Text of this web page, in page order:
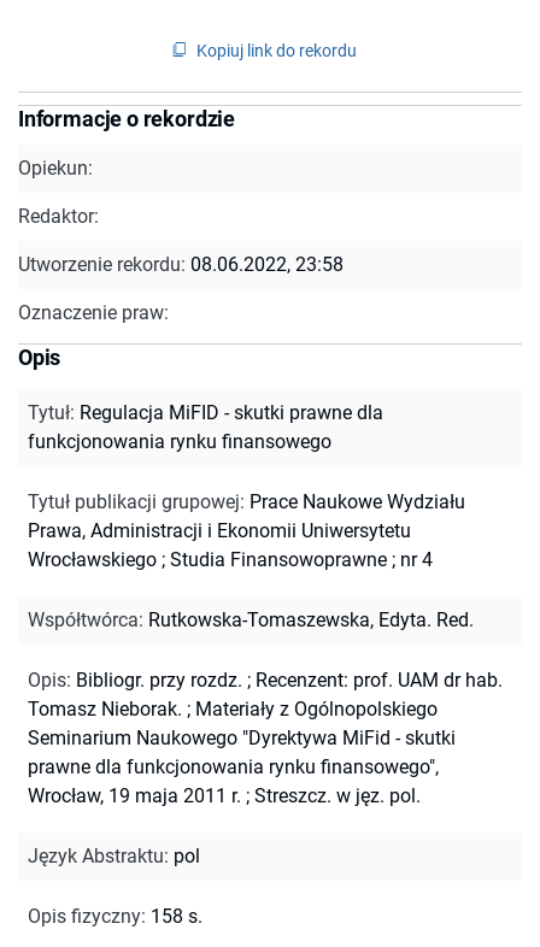
Kopiuj link do rekordu
Informacje o rekordzie
Opiekun:
Redaktor:
Utworzenie rekordu: 08.06.2022, 23:58
Oznaczenie praw:
Opis
Tytuł: Regulacja MiFID - skutki prawne dla
funkcjonowania rynku finansowego
Tytuł publikacji grupowej: Prace Naukowe Wydziału
Prawa, Administracji i Ekonomii Uniwersytetu
Wrocławskiego ; Studia Finansowoprawne ; nr 4
Współtwórca: Rutkowska-Tomaszewska, Edyta. Red.
Opis: Bibliogr. przy rozdz. ; Recenzent: prof. UAM dr hab.
Tomasz Nieborak. ; Materiały z Ogólnopolskiego
Seminarium Naukowego "Dyrektywa MiFid - skutki
prawne dla funkcjonowania rynku finansowego",
Wrocław, 19 maja 2011 r. ; Streszcz. w jęz. pol.
Język Abstraktu: pol
Opis fizyczny: 158 s.